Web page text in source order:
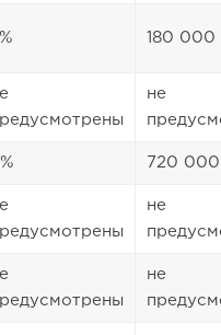
180 000
не
720 000
не
не